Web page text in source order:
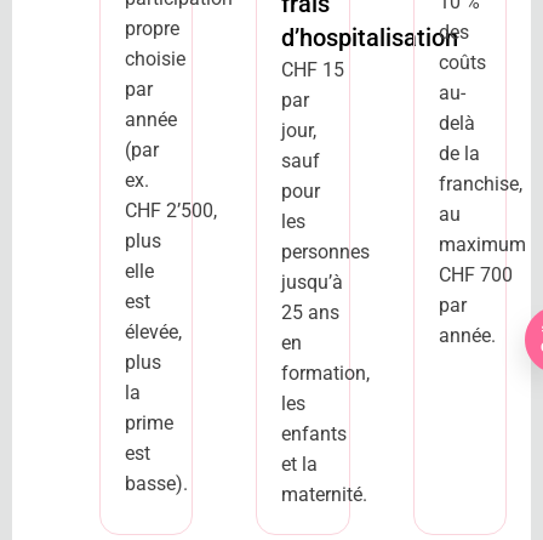
propre
choisie
par
année
(par
ex.
CHF 2’500,
plus
elle
est
élevée,
plus
la
prime
est
basse).
d’hospitalisation
CHF 15
par
jour,
sauf
pour
les
personnes
jusqu’à
25 ans
en
formation,
les
enfants
et la
maternité.
des
coûts
au-
delà
de la
franchise,
au
maximum
CHF 700
par
année.